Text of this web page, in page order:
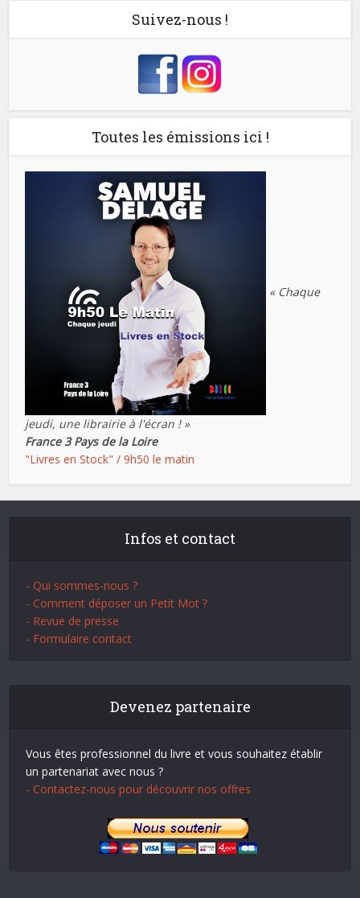
Suivez-nous !
Toutes les émissions ici !
« Chaque
jeudi, une librairie à l'écran ! »
France 3 Pays de la Loire
"Livres en Stock" / 9h50 le matin
Infos et contact
- Qui sommes-nous ?
- Comment déposer un Petit Mot ?
- Revue de presse
- Formulaire contact
Devenez partenaire
Vous êtes professionnel du livre et vous souhaitez établir
un partenariat avec nous ?
- Contactez-nous pour découvrir nos offres